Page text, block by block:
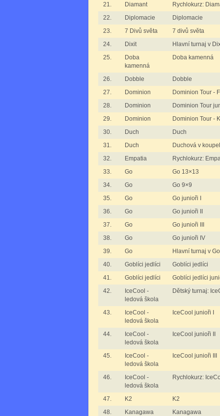
21.
Diamant
Rychlokurz:
22.
Diplomacie
Diplomacie
23.
7 Divů světa
7 divů světa
24.
Dixit
Hlavní turnaj v
25.
Doba
kamenná
Doba kamenná
26. Dobble
Dobble
27.
Dominion
Dominion Tour -
28.
Dominion
Dominion Tour
29.
Dominion
Dominion Tour -
30.
Duch
Duch
31.
Duch
Duchová v
32.
Empatia
Rychlokurz:
33.
Go
Go 13×13
34.
Go
Go 9×9
35.
Go
Go junioři I
36.
Go
Go junioři II
37.
Go
Go junioři III
38.
Go
Go junioři IV
39.
Go
Hlavní turnaj v Go
40.
Goblíci jedlíci
Goblíci jedlíci
41.
Goblíci jedlíci
Goblíci jedlíci
42.
IceCool -
ledová škola
Dětský turnaj:
43.
IceCool -
ledová škola
IceCool junioři I
44.
IceCool -
ledová škola
IceCool junioři II
45.
IceCool -
ledová škola
IceCool junioři III
46.
IceCool -
ledová škola
Rychlokurz:
47. K2
K2
48.
Kanagawa
Kanagawa